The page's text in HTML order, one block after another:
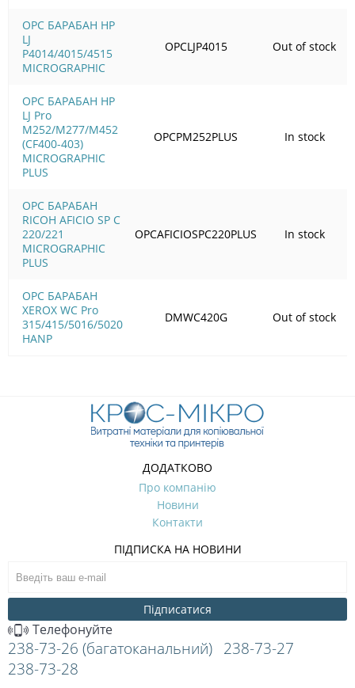
OPC БАРАБАН HP
LJ
P4014/4015/4515
MICROGRAPHIC
OPC БАРАБАН HP
LJ Pro
M252/M277/M452
(CF400-403)
MICROGRAPHIC
PLUS
OPC БАРАБАН
RICOH AFICIO SP C
220/221
MICROGRAPHIC
PLUS
OPC БАРАБАН
XEROX WC Pro
315/415/5016/5020
HANP
OPCLJP4015 Out of stock
OPCPM252PLUS In stock
OPCAFICIOSPC220PLUS In stock
DMWC420G Out of stock
ДОДАТКОВО
Про компанію
Новини
Контакти
ПІДПИСКА НА НОВИНИ
Підписатися
Телефонуйте
238-73-26 (багатоканальний) 238-73-27
238-73-28